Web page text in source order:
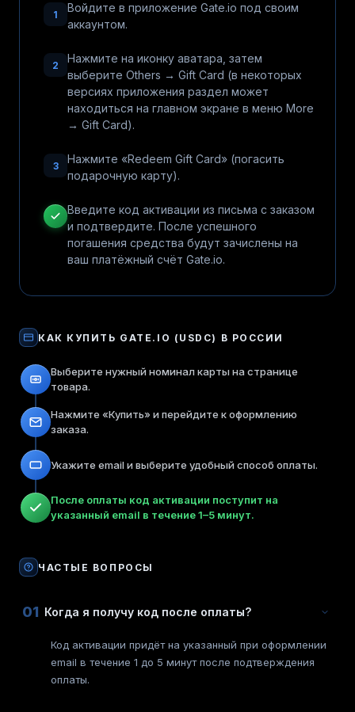
1
Войдите в приложение Gate.io под своим
аккаунтом.
2
Нажмите на иконку аватара, затем
выберите Others → Gift Card (в некоторых
версиях приложения раздел может
находиться на главном экране в меню More
→ Gift Card).
3
Нажмите «Redeem Gift Card» (погасить
подарочную карту).
Введите код активации из письма с заказом
и подтвердите. После успешного
погашения средства будут зачислены на
ваш платёжный счёт Gate.io.
КАК КУПИТЬ GATE.IO (USDC) В РОССИИ
Выберите нужный номинал карты на странице
товара.
Нажмите «Купить» и перейдите к оформлению
заказа.
Укажите email и выберите удобный способ оплаты.
После оплаты код активации поступит на
указанный email в течение 1–5 минут.
ЧАСТЫЕ ВОПРОСЫ
01 Когда я получу код после оплаты?
Код активации придёт на указанный при оформлении
email в течение 1 до 5 минут после подтверждения
оплаты.